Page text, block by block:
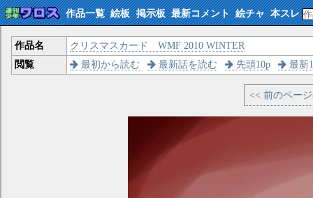
作品一覧 絵板 掲示板 最新コメント 絵チャ 本スレ
作品名
クリスマスカード WMF 2010 WINTER
閲覧
最初から読む 最新話を読む 先頭10p 最新
<< 前のペー